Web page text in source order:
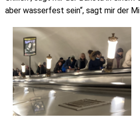
aber wasserfest sein“, sagt mir der